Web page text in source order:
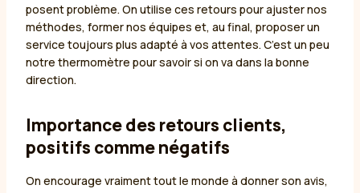
posent problème. On utilise ces retours pour ajuster nos
méthodes, former nos équipes et, au final, proposer un
service toujours plus adapté à vos attentes. C’est un peu
notre thermomètre pour savoir si on va dans la bonne
direction.
Importance des retours clients,
positifs comme négatifs
On encourage vraiment tout le monde à donner son avis,